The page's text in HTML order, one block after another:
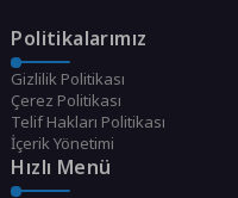
Politikalarımız
Gizlilik Politikası
Çerez Politikası
Telif Hakları Politikası
İçerik Yönetimi
Hızlı Menü